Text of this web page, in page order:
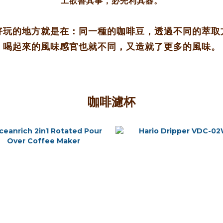
玩的地方就是在：同一種的咖啡豆，透過不同的萃取
喝起來的風味感官也就不同，又造就了更多的風味。
咖啡濾杯